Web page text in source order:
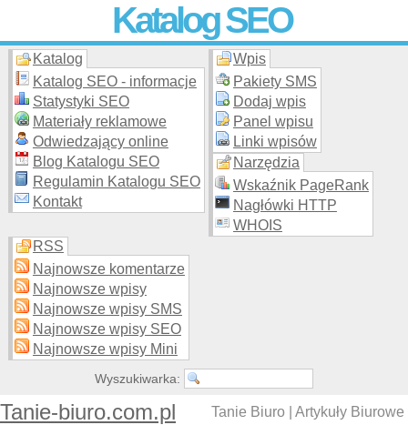
Katalog SEO
Skuteczna i promocja stron WWW –
moderowanego katalogu za darmo!
Katalog
Katalog SEO - informacje
Statystyki SEO
Materiały reklamowe
Odwiedzający online
Blog Katalogu SEO
Regulamin Katalogu SEO
Kontakt
Wpis
Pakiety SMS
Dodaj wpis
Panel wpisu
Linki wpisów
Narzędzia
Wskaźnik PageRank
Nagłówki HTTP
WHOIS
RSS
Najnowsze komentarze
Najnowsze wpisy
Najnowsze wpisy SMS
Najnowsze wpisy SEO
Najnowsze wpisy Mini
Wyszukiwarka:
Tanie-biuro.com.pl Tanie Biuro | Artykuły